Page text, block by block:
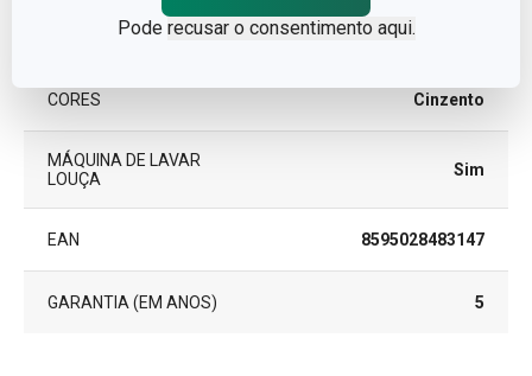
Pode recusar o consentimento aqui.Faca de mesa
CORES Cinzento
MÁQUINA DE LAVAR
LOUÇA
Sim
EAN 8595028483147
GARANTIA (EM ANOS) 5